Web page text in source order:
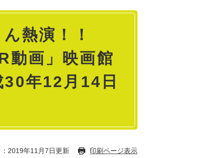
熱演！！
動画」映画館
年12月14日
2019年11月7日更新 印刷ページ表示